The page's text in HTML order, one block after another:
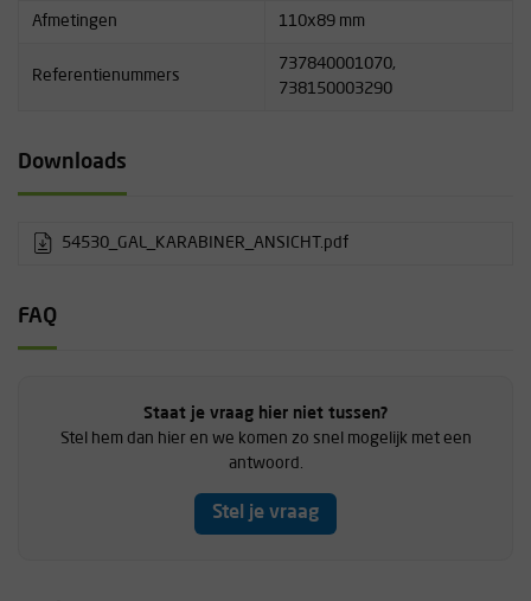
Afmetingen 110x89 mm
Referentienummers
737840001070,
738150003290
Downloads
54530_GAL_KARABINER_ANSICHT.pdf
FAQ
Staat je vraag hier niet tussen?
Stel hem dan hier en we komen zo snel mogelijk met een
antwoord.
Stel je vraag